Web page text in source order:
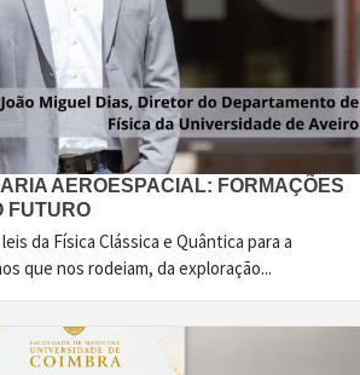
AEROESPACIAL: FORMAÇÕES
FUTURO
da Física Clássica e Quântica para a
que nos rodeiam, da exploração...